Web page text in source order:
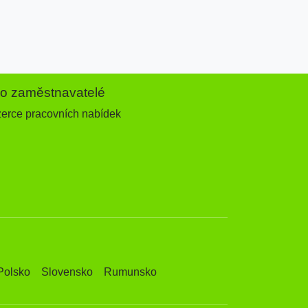
zaměstnavatelé
pracovních nabídek
Slovensko Rumunsko